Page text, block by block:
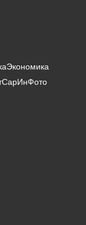
Экономика
СарИнФото